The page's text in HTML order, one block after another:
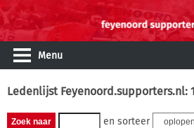
Menu
Ledenlijst Feyenoord.supporters.nl:
en sorteer